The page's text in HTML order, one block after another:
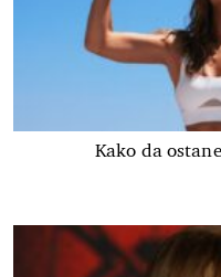
Kako da